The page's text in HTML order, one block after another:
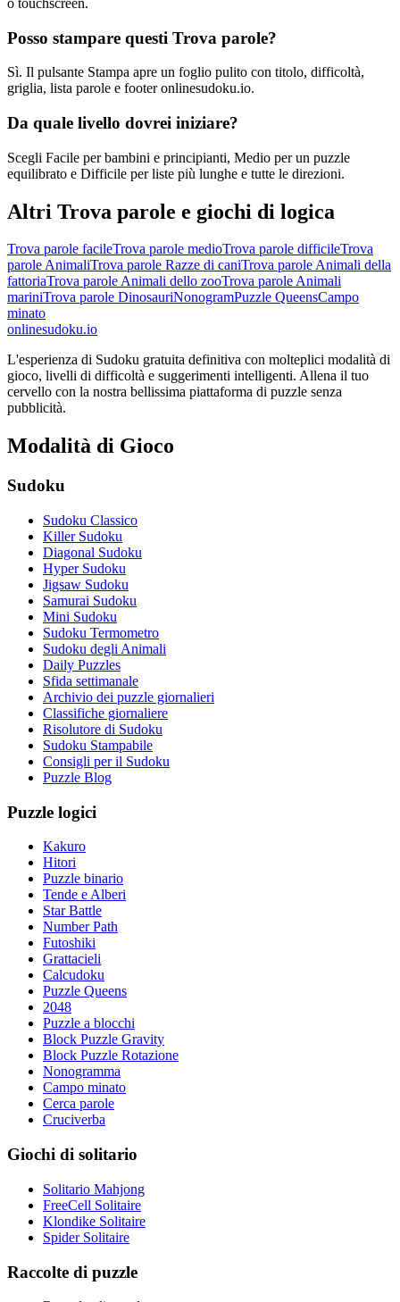
Posso stampare questi Trova parole?
Sì. Il pulsante Stampa apre un foglio pulito con titolo, difficoltà,
griglia, lista parole e footer onlinesudoku.io.
Da quale livello dovrei iniziare?
Scegli Facile per bambini e principianti, Medio per un puzzle
equilibrato e Difficile per liste più lunghe e tutte le direzioni.
Altri Trova parole e giochi di logica
Trova parole facileTrova parole medioTrova parole difficileTrova
parole AnimaliTrova parole Razze di caniTrova parole Animali della
fattoriaTrova parole Animali dello zooTrova parole Animali
mariniTrova parole DinosauriNonogramPuzzle QueensCampo
minato
onlinesudoku.io
L'esperienza di Sudoku gratuita definitiva con molteplici modalità di
gioco, livelli di difficoltà e suggerimenti intelligenti. Allena il tuo
cervello con la nostra bellissima piattaforma di puzzle senza
pubblicità.
Modalità di Gioco
Sudoku
Sudoku Classico
Killer Sudoku
Diagonal Sudoku
Hyper Sudoku
Jigsaw Sudoku
Samurai Sudoku
Mini Sudoku
Sudoku Termometro
Sudoku degli Animali
Daily Puzzles
Sfida settimanale
Archivio dei puzzle giornalieri
Classifiche giornaliere
Risolutore di Sudoku
Sudoku Stampabile
Consigli per il Sudoku
Puzzle Blog
Puzzle logici
Kakuro
Hitori
Puzzle binario
Tende e Alberi
Star Battle
Number Path
Futoshiki
Grattacieli
Calcudoku
Puzzle Queens
2048
Puzzle a blocchi
Block Puzzle Gravity
Block Puzzle Rotazione
Nonogramma
Campo minato
Cerca parole
Cruciverba
Giochi di solitario
Solitario Mahjong
FreeCell Solitaire
Klondike Solitaire
Spider Solitaire
Raccolte di puzzle